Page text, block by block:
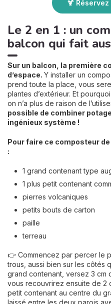
🍹
Le 2 en 1 : un
balcon qui fait
Sur un balcon, la première
d’espace. Y installer un
prend toute la place, vous
plantes d’extérieur. Et
on n’a plus de raison de
possible de combiner
ingénieux système !
Pour faire ce composteur
:
1 grand contenant type
1 plus petit contenant
pierres volcaniques
petits bouts de carton
paille
terreau
👉 Commencez par percer le
trous, aussi bien sur les côtés
grand contenant, versez 3 cm
vous recouvrirez ensuite de 2
petit contenant au centre du